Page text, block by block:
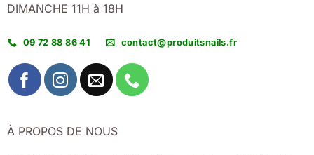
DIMANCHE 11H à 18H
09 72 88 86 41 contact@produitsnails.fr
À PROPOS DE NOUS